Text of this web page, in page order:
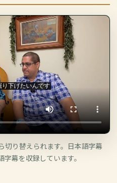
切り替えられます。日本語字幕
幕を収録しています。